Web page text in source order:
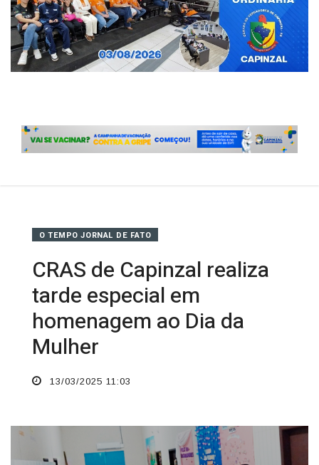
O TEMPO JORNAL DE FATO
CRAS de Capinzal realiza
tarde especial em
homenagem ao Dia da
13/03/2025 11:03